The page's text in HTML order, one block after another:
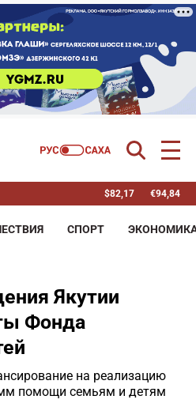
$82,17 €94,84
СПОРТ
Якутии
Фонда
на реализацию
помощи семьям и детям